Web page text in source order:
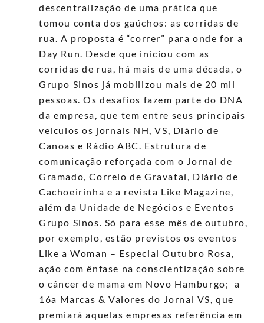
descentralização de uma prática que
tomou conta dos gaúchos: as corridas de
rua. A proposta é “correr” para onde for a
Day Run. Desde que iniciou com as
corridas de rua, há mais de uma década, o
Grupo Sinos já mobilizou mais de 20 mil
pessoas. Os desafios fazem parte do DNA
da empresa, que tem entre seus principais
veículos os jornais NH, VS, Diário de
Canoas e Rádio ABC. Estrutura de
comunicação reforçada com o Jornal de
Gramado, Correio de Gravataí, Diário de
Cachoeirinha e a revista Like Magazine,
além da Unidade de Negócios e Eventos
Grupo Sinos. Só para esse mês de outubro,
por exemplo, estão previstos os eventos
Like a Woman – Especial Outubro Rosa,
ação com ênfase na conscientização sobre
o câncer de mama em Novo Hamburgo; a
16a Marcas & Valores do Jornal VS, que
premiará aquelas empresas referência em